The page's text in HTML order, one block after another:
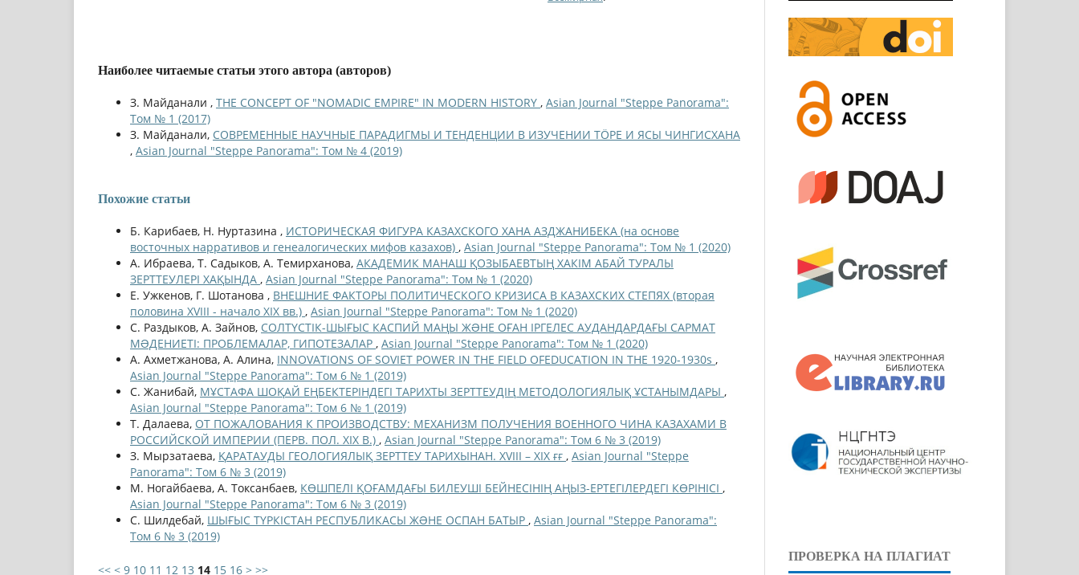
Наиболее читаемые статьи этого автора (авторов)
З. Майданали , THE CONCEPT OF "NOMADIC EMPIRE" IN MODERN HISTORY , Asian Journal "Steppe Panorama":
Том № 1 (2017)
З. Майданали, СОВРЕМЕННЫЕ НАУЧНЫЕ ПАРАДИГМЫ И ТЕНДЕНЦИИ В ИЗУЧЕНИИ ТÖРЕ И ЯСЫ ЧИНГИСХАНА
, Asian Journal "Steppe Panorama": Том № 4 (2019)
Похожие статьи
Б. Карибаев, Н. Нуртазина , ИСТОРИЧЕСКАЯ ФИГУРА КАЗАХСКОГО ХАНА АЗДЖАНИБЕКА (на основе
восточных нарративов и генеалогических мифов казахов) , Asian Journal "Steppe Panorama": Том № 1 (2020)
А. Ибраева, Т. Садыков, А. Темирханова, АКАДЕМИК МАНАШ ҚОЗЫБАЕВТЫҢ ХАКІМ АБАЙ ТУРАЛЫ
ЗЕРТТЕУЛЕРІ ХАҚЫНДА , Asian Journal "Steppe Panorama": Том № 1 (2020)
Е. Ужкенов, Г. Шотанова , ВНЕШНИЕ ФАКТОРЫ ПОЛИТИЧЕСКОГО КРИЗИСА В КАЗАХСКИХ СТЕПЯХ (вторая
половина XVIII - начало XIX вв.) , Asian Journal "Steppe Panorama": Том № 1 (2020)
С. Раздыков, А. Зайнов, СОЛТҮСТІК-ШЫҒЫС КАСПИЙ МАҢЫ ЖƏНЕ ОҒАН ІРГЕЛЕС АУДАНДАРДАҒЫ САРМАТ
МƏДЕНИЕТІ: ПРОБЛЕМАЛАР, ГИПОТЕЗАЛАР , Asian Journal "Steppe Panorama": Том № 1 (2020)
А. Ахметжанова, А. Алина, INNOVATIONS OF SOVIET POWER IN THE FIELD OFEDUCATION IN THE 1920-1930s ,
Asian Journal "Steppe Panorama": Том 6 № 1 (2019)
С. Жанибай, МҰСТАФА ШОҚАЙ ЕҢБЕКТЕРІНДЕГІ ТАРИХТЫ ЗЕРТТЕУДІҢ МЕТОДОЛОГИЯЛЫҚ ҰСТАНЫМДАРЫ ,
Asian Journal "Steppe Panorama": Том 6 № 1 (2019)
Т. Далаева, ОТ ПОЖАЛОВАНИЯ К ПРОИЗВОДСТВУ: МЕХАНИЗМ ПОЛУЧЕНИЯ ВОЕННОГО ЧИНА КАЗАХАМИ В
РОССИЙСКОЙ ИМПЕРИИ (ПЕРВ. ПОЛ. XIX В.) , Asian Journal "Steppe Panorama": Том 6 № 3 (2019)
З. Мырзатаева, ҚАРАТАУДЫ ГЕОЛОГИЯЛЫҚ ЗЕРТТЕУ ТАРИХЫНАН. ХVІІІ – ХІХ ғғ , Asian Journal "Steppe
Panorama": Том 6 № 3 (2019)
М. Ногайбаева, А. Токсанбаев, КӨШПЕЛІ ҚОҒАМДАҒЫ БИЛЕУШІ БЕЙНЕСІНІҢ АҢЫЗ-ЕРТЕГІЛЕРДЕГІ КӨРІНІСІ ,
Asian Journal "Steppe Panorama": Том 6 № 3 (2019)
С. Шилдебай, ШЫҒЫС ТҮРКІСТАН РЕСПУБЛИКАСЫ ЖƏНЕ ОСПАН БАТЫР , Asian Journal "Steppe Panorama":
Том 6 № 3 (2019)
<< < 9 10 11 12 13 14 15 16 > >>
ПРОВЕРКА НА ПЛАГИАТ